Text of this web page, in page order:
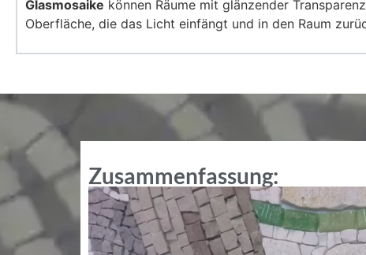
Glasmosaike können Räume mit glänzender
Oberfläche, die das Licht einfängt und in den Raum
Zusammenfassung: